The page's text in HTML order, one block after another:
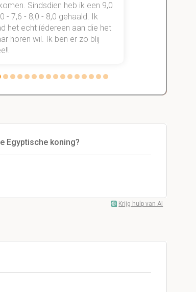
Sindsdien heb ik een 9,0
- 7,6 - 8,0 - 8,0 gehaald. Ik
het echt íédereen aan die het
horen wil. Ik ben er zo blij
Egyptische koning?
Krijg hulp van AI